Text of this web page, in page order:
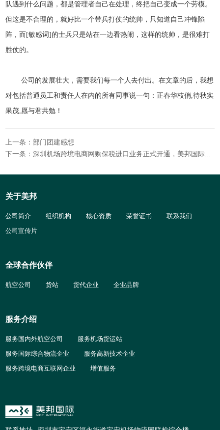
队遇到什么问题，都是管理者自己在处理，终把自己变成一个劳模。
但这是不合理的，就好比一个带兵打仗的统帅，只知道自己冲锋陷
阵，而[敏感词]的士兵只是站在一边看热闹，这样的统帅，是很难打
胜仗的。
公司的发展壮大，需要我们每一个人去付出。在文章的后，我想
对包括普通员工和责任人在内的所有同事说一句：正春华枝俏,待秋实
果茂,愿与君共勉！
上一条：部门团建感想
下一条：深圳机场跨境电商网购保税进口业务正式开通，美邦国际配合跨通测试
关于美邦
公司简介 组织机构 核心资质 荣誉证书
联系我们
公司宣传片
全球合作伙伴
航空公司 货站 货代企业 企业品牌
服务介绍
服务国内外航空公司
服务机场货运站
服务国际综合物流企业
服务高新技术企业
服务跨境电商互联网企业
增值服务